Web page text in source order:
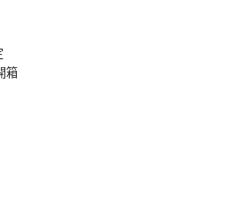
箱